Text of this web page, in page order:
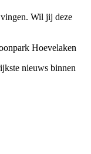
Wil jij deze
Hoevelaken
nieuws binnen